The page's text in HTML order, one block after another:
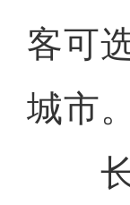
客可
城市。
长